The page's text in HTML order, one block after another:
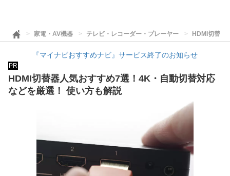
家電・AV機器 テレビ・レコーダー・プレーヤー HDMI切替器
『マイナビおすすめナビ』サービス終了のお知らせ
PR
HDMI切替器人気おすすめ7選！4K・自動切替対応
などを厳選！ 使い方も解説